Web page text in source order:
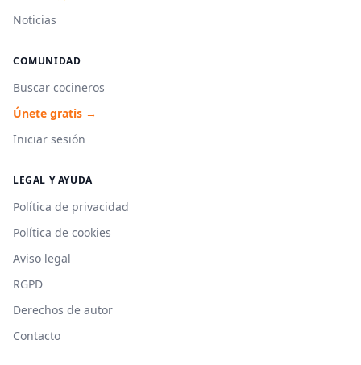
Noticias
COMUNIDAD
Buscar cocineros
Únete gratis →
Iniciar sesión
LEGAL Y AYUDA
Política de privacidad
Política de cookies
Aviso legal
RGPD
Derechos de autor
Contacto